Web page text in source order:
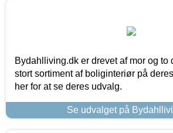
Bydahlliving.dk er drevet af mor og to
stort sortiment af boliginteriør på
her for at se deres udvalg.
Se udvalget på